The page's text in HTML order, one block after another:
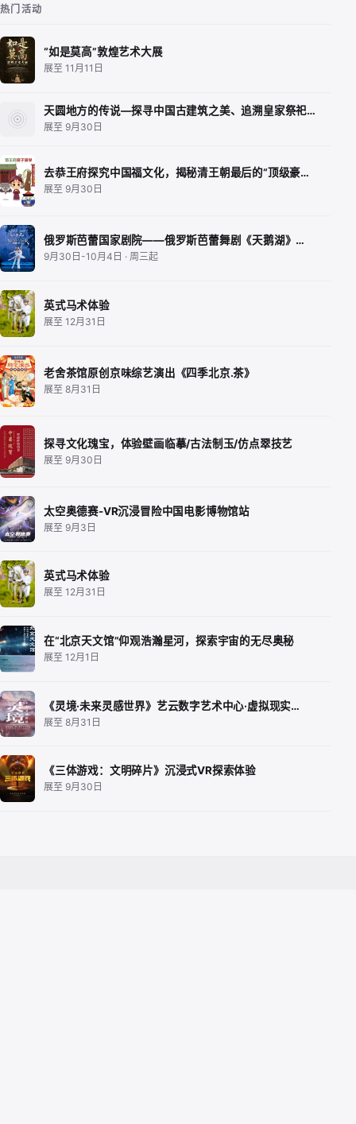
热门活动
“如是莫高”敦煌艺术大展
展至 11月11日
天圆地方的传说—探寻中国古建筑之美、追溯皇家祭祀…
展至 9月30日
去恭王府探究中国福文化，揭秘清王朝最后的“顶级豪…
展至 9月30日
俄罗斯芭蕾国家剧院——俄罗斯芭蕾舞剧《天鹅湖》…
9月30日-10月4日 · 周三起
英式马术体验
展至 12月31日
老舍茶馆原创京味综艺演出《四季北京.茶》
展至 8月31日
探寻文化瑰宝，体验壁画临摹/古法制玉/仿点翠技艺
展至 9月30日
太空奥德赛-VR沉浸冒险中国电影博物馆站
展至 9月3日
英式马术体验
展至 12月31日
在“北京天文馆”仰观浩瀚星河，探索宇宙的无尽奥秘
展至 12月1日
《灵境·未来灵感世界》艺云数字艺术中心·虚拟现实…
展至 8月31日
《三体游戏：文明碎片》沉浸式VR探索体验
展至 9月30日